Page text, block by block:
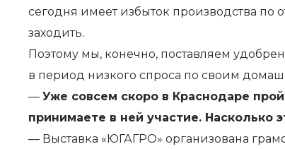
сегодня имеет избыток производства по
заходить.
Поэтому мы, конечно, поставляем
в период низкого спроса по своим
— Уже совсем скоро в Краснодаре
принимаете в ней участие. Насколько
— Выставка «ЮГАГРО» организована